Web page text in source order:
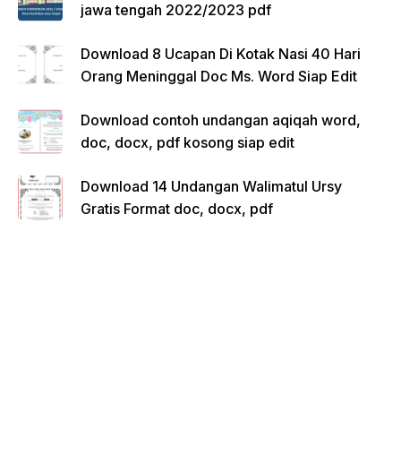
jawa tengah 2022/2023 pdf
Download 8 Ucapan Di Kotak Nasi 40 Hari
Orang Meninggal Doc Ms. Word Siap Edit
Download contoh undangan aqiqah word,
doc, docx, pdf kosong siap edit
Download 14 Undangan Walimatul Ursy
Gratis Format doc, docx, pdf